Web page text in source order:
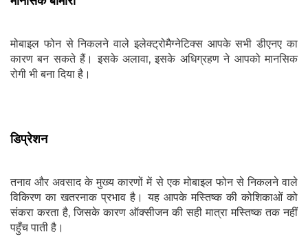
मोबाइल फोन से निकलने वाले इलेक्ट्रोमैग्नेटिक्स आपके सभी डीएनए का
कारण बन सकते हैं। इसके अलावा, इसके अधिग्रहण ने आपको मानसिक
रोगी भी बना दिया है।
डिप्रेशन
तनाव और अवसाद के मुख्य कारणों में से एक मोबाइल फोन से निकलने वाले
विकिरण का खतरनाक प्रभाव है। यह आपके मस्तिष्क की कोशिकाओं को
संकरा करता है, जिसके कारण ऑक्सीजन की सही मात्रा मस्तिष्क तक नहीं
पहुँच पाती है।